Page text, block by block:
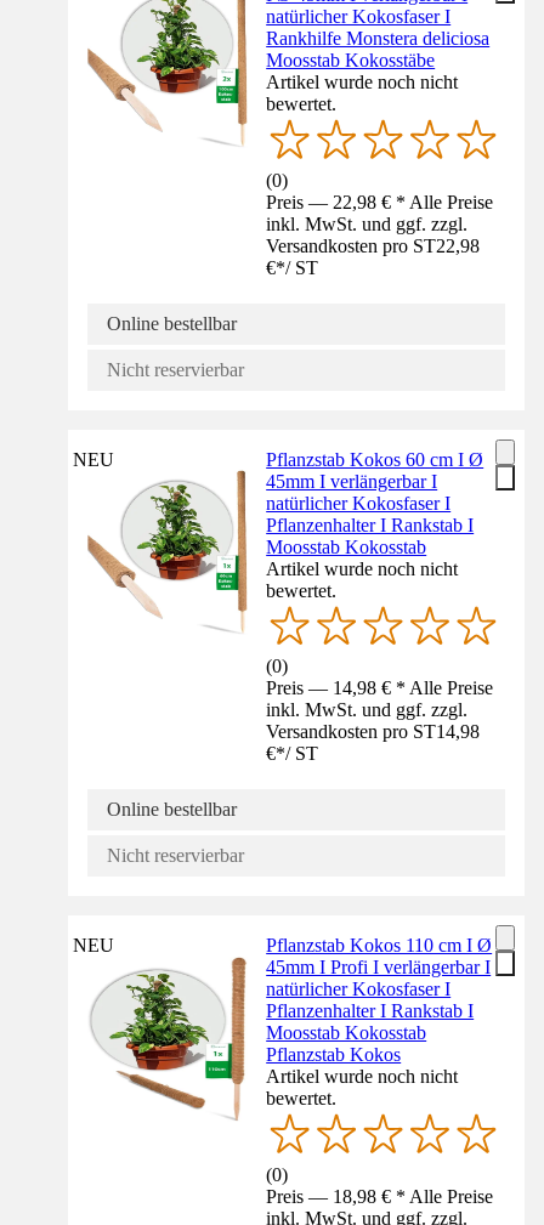
natürlicher Kokosfaser I
Rankhilfe Monstera deliciosa
Moosstab Kokosstäbe
Artikel wurde noch nicht
bewertet.
(0)
Preis — 22,98 € * Alle Preise
inkl. MwSt. und ggf. zzgl.
Versandkosten pro ST22,98
€*/ ST
Online bestellbar
Nicht reservierbar
NEU
Pflanzstab Kokos 60 cm I Ø
45mm I verlängerbar I
natürlicher Kokosfaser I
Pflanzenhalter I Rankstab I
Moosstab Kokosstab
Artikel wurde noch nicht
bewertet.
(0)
Preis — 14,98 € * Alle Preise
inkl. MwSt. und ggf. zzgl.
Versandkosten pro ST14,98
€*/ ST
Online bestellbar
Nicht reservierbar
NEU
Pflanzstab Kokos 110 cm I Ø
45mm I Profi I verlängerbar I
natürlicher Kokosfaser I
Pflanzenhalter I Rankstab I
Moosstab Kokosstab
Pflanzstab Kokos
Artikel wurde noch nicht
bewertet.
(0)
Preis — 18,98 € * Alle Preise
inkl. MwSt. und ggf. zzgl.